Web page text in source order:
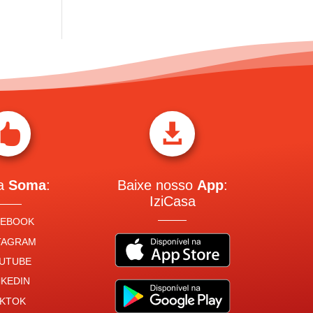
Soma:

Baixe nosso App:
IziCasa